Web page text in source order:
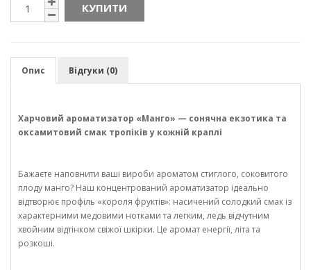
КУПИТИ
Опис Відгуки (0)
Харчовий ароматизатор «Манго» — сонячна екзотика та
оксамитовий смак тропіків у кожній краплі
Бажаєте наповнити ваші вироби ароматом стиглого, соковитого
плоду манго? Наш концентрований ароматизатор ідеально
відтворює профіль «короля фруктів»: насичений солодкий смак із
характерними медовими нотками та легким, ледь відчутним
хвойним відтінком свіжої шкірки. Це аромат енергії, літа та
розкоші.